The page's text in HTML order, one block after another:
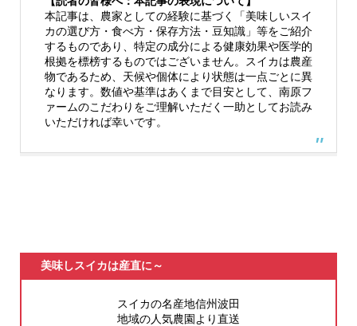
本記事は、農家としての経験に基づく「美味しいスイ
カの選び方・食べ方・保存方法・豆知識」等をご紹介
するものであり、特定の成分による健康効果や医学的
根拠を標榜するものではございません。スイカは農産
物であるため、天候や個体により状態は一点ごとに異
なります。数値や基準はあくまで目安として、南原フ
ァームのこだわりをご理解いただく一助としてお読み
いただければ幸いです。
美味しスイカは産直に～
スイカの名産地信州波田
地域の人気農園より直送